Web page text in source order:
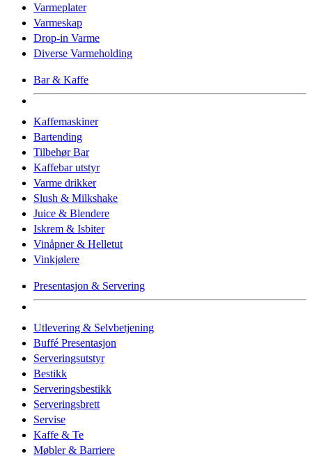
Varmeplater
Varmeskap
Drop-in Varme
Diverse Varmeholding
Bar & Kaffe
Kaffemaskiner
Bartending
Tilbehør Bar
Kaffebar utstyr
Varme drikker
Slush & Milkshake
Juice & Blendere
Iskrem & Isbiter
Vinåpner & Helletut
Vinkjølere
Presentasjon & Servering
Utlevering & Selvbetjening
Buffé Presentasjon
Serveringsutstyr
Bestikk
Serveringsbestikk
Serveringsbrett
Servise
Kaffe & Te
Møbler & Barriere